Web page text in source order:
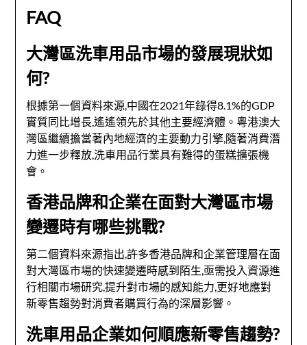
FAQ
大灣區洗車用品市場的發展現狀如
何?
根據第一個資料來源,中國在2021年錄得8.1%的GDP
實質同比增長,遙遙領先於其他主要經濟體。粵港澳大
灣區繼續擔當著內地經濟的主要動力引擎,隨著消費潛
力進一步釋放,洗車用品行業具有難得的蛋糕擴張機
會。
香港品牌和企業在面對大灣區市場
變遷時有哪些挑戰?
第二個資料來源指出,許多香港品牌和企業管理層在面
對大灣區市場的快速變遷時感到陌生,亟需投入資源進
行相關市場研究,提升對市場的感知能力,更好地應對
新零售趨勢對消費者購買行為的深層影響。
洗車用品企業如何順應新零售趨勢?